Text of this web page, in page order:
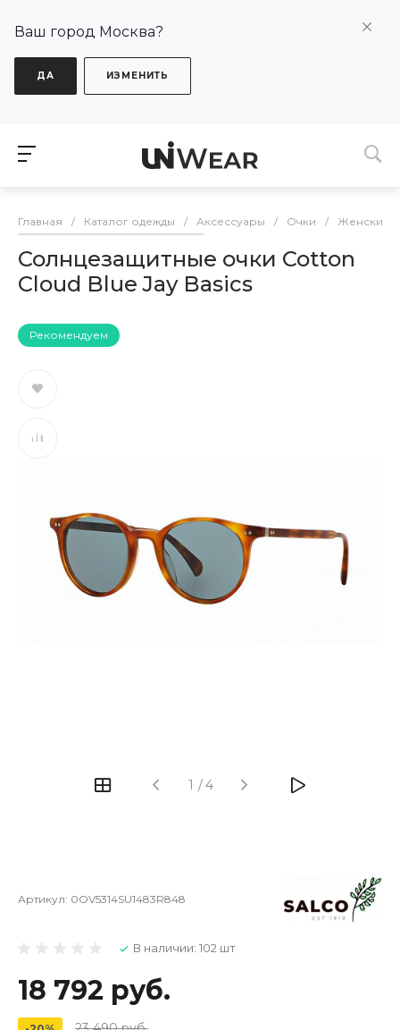
Ваш город Москва?
ДА ИЗМЕНИТЬ
Главная / Каталог одежды / Аксессуары / Очки / Женские
Солнцезащитные очки Cotton
Cloud Blue Jay Basics
Рекомендуем
1 /4
Артикул: 0OV5314SU1483R848
В наличии: 102 шт
18 792 руб.